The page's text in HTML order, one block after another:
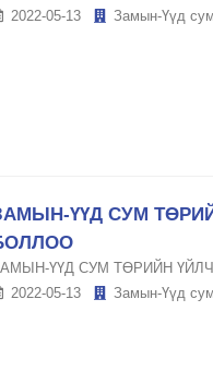
2022-05-13 Замын-Үүд сум
ҮҮД СУМ
ҮҮД СУМ ТӨРИЙН
2022-05-13 Замын-Үүд сум